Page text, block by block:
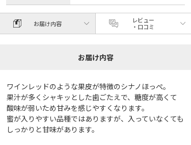
お届け内容
レビュー
・口コミ
お届け内容
ワインレッドのような果皮が特徴のシナノほっぺ。
果汁が多くシャキッとした歯ごたえで、糖度が高くて
酸味が弱いため甘みを感じやすくなります。
蜜が入りやすい品種ではありますが、入っていなくても
しっかりと甘味があります。